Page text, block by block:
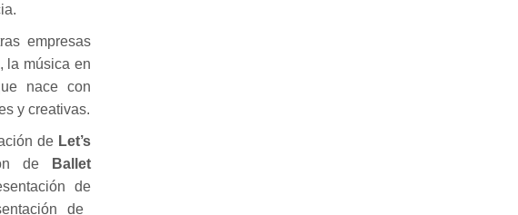
empresas
la música en
nace con
y creativas.
deLet’s
de
Ballet
de
de